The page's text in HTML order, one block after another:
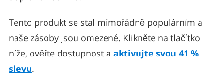
Tento produkt se stal mimořádně populárním a
naše zásoby jsou omezené. Klikněte na tlačítko
níže, ověřte dostupnost a aktivujte svou 41 %
slevu.